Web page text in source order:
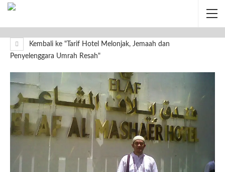
Kembali ke "Tarif Hotel Melonjak, Jemaah dan
Penyelenggara Umrah Resah"